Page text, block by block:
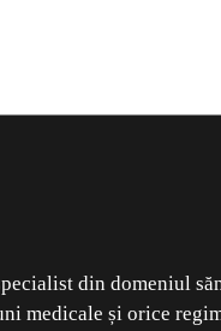
din domeniul
medicale și orice